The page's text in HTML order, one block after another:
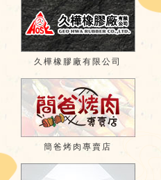
久樺橡膠廠有限公司
簡爸烤肉專賣店